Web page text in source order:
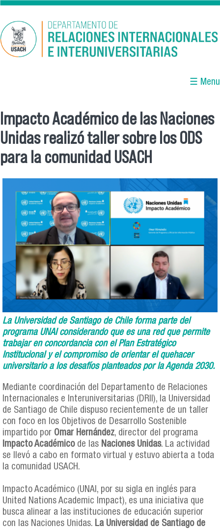
Pasar al contenido principal
☰ Menu
Se encuentra usted aquí
Impacto Académico de las Naciones
Unidas realizó taller sobre los ODS
para la comunidad USACH
La Universidad de Santiago de Chile forma parte del
programa UNAI considerando que es una red que permite
trabajar en concordancia con el Plan Estratégico
Institucional y el compromiso de orientar el quehacer
universitario a los desafíos planteados por la Agenda 2030.
Mediante coordinación del Departamento de Relaciones
Internacionales e Interuniversitarias (DRII), la Universidad
de Santiago de Chile dispuso recientemente de un taller
con foco en los Objetivos de Desarrollo Sostenible
impartido por Omar Hernández, director del programa
Impacto Académicode las Naciones Unidas. La actividad
se llevó a cabo en formato virtual y estuvo abierta a toda
la comunidad USACH.
Impacto Académico (UNAI, por su sigla en inglés para
United Nations Academic Impact), es una iniciativa que
busca alinear a las instituciones de educación superior
con las Naciones Unidas. La Universidad de Santiago de